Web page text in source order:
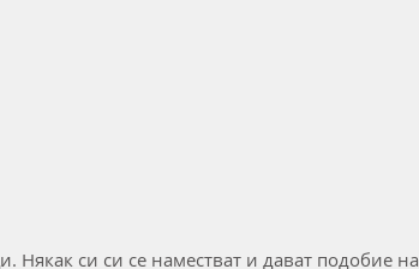
Някак си си се наместват и дават подобие на